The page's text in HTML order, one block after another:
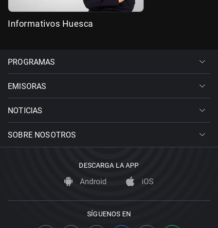
Informativos Huesca
PROGRAMAS
EMISORAS
NOTICIAS
SOBRE NOSOTROS
DESCARGA LA APP
Android iOS
SÍGUENOS EN